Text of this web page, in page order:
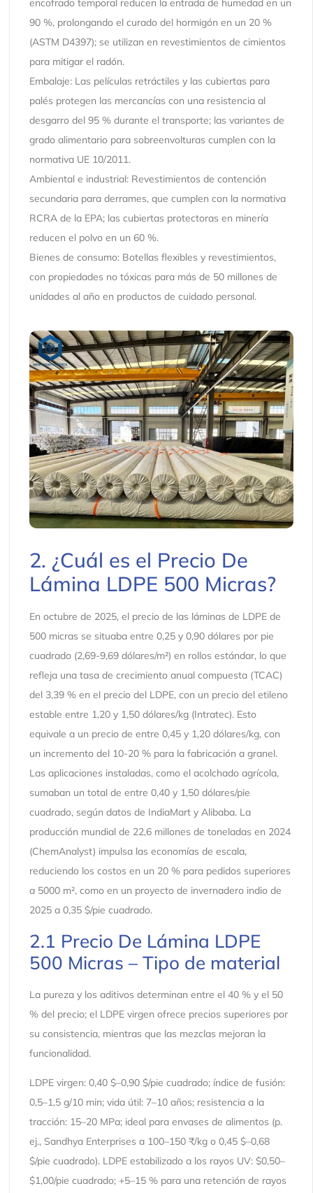
encofrado temporal reducen la entrada de humedad en un
90 %, prolongando el curado del hormigón en un 20 %
(ASTM D4397); se utilizan en revestimientos de cimientos
para mitigar el radón.
Embalaje: Las películas retráctiles y las cubiertas para
palés protegen las mercancías con una resistencia al
desgarro del 95 % durante el transporte; las variantes de
grado alimentario para sobreenvolturas cumplen con la
normativa UE 10/2011.
Ambiental e industrial: Revestimientos de contención
secundaria para derrames, que cumplen con la normativa
RCRA de la EPA; las cubiertas protectoras en minería
reducen el polvo en un 60 %.
Bienes de consumo: Botellas flexibles y revestimientos,
con propiedades no tóxicas para más de 50 millones de
unidades al año en productos de cuidado personal.
2. ¿Cuál es el Precio De
Lámina LDPE 500 Micras?
En octubre de 2025, el precio de las láminas de LDPE de
500 micras se situaba entre 0,25 y 0,90 dólares por pie
cuadrado (2,69-9,69 dólares/m²) en rollos estándar, lo que
refleja una tasa de crecimiento anual compuesta (TCAC)
del 3,39 % en el precio del LDPE, con un precio del etileno
estable entre 1,20 y 1,50 dólares/kg (Intratec). Esto
equivale a un precio de entre 0,45 y 1,20 dólares/kg, con
un incremento del 10-20 % para la fabricación a granel.
Las aplicaciones instaladas, como el acolchado agrícola,
sumaban un total de entre 0,40 y 1,50 dólares/pie
cuadrado, según datos de IndiaMart y Alibaba. La
producción mundial de 22,6 millones de toneladas en 2024
(ChemAnalyst) impulsa las economías de escala,
reduciendo los costos en un 20 % para pedidos superiores
a 5000 m², como en un proyecto de invernadero indio de
2025 a 0,35 $/pie cuadrado.
2.1 Precio De Lámina LDPE
500 Micras – Tipo de material
La pureza y los aditivos determinan entre el 40 % y el 50
% del precio; el LDPE virgen ofrece precios superiores por
su consistencia, mientras que las mezclas mejoran la
funcionalidad.
LDPE virgen: 0,40 $–0,90 $/pie cuadrado; índice de fusión:
0,5–1,5 g/10 min; vida útil: 7–10 años; resistencia a la
tracción: 15–20 MPa; ideal para envases de alimentos (p.
ej., Sandhya Enterprises a 100–150 ₹/kg o 0,45 $–0,68
$/pie cuadrado). LDPE estabilizado a los rayos UV: $0,50–
$1,00/pie cuadrado; +5–15 % para una retención de rayos